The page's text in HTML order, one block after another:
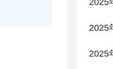
2025
2025